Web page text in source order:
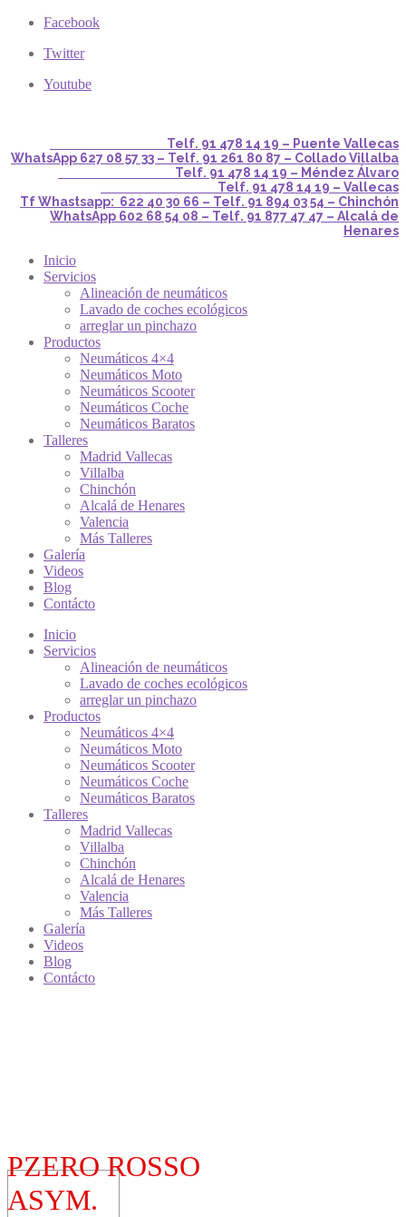
Facebook
Twitter
Youtube
Telf. 91 478 14 19 – Puente Vallecas
WhatsApp 627 08 57 33 – Telf. 91 261 80 87 – Collado Villalba
Telf. 91 478 14 19 – Méndez Álvaro
Telf. 91 478 14 19 – Vallecas
Tf Whastsapp: 622 40 30 66 – Telf. 91 894 03 54 – Chinchón
WhatsApp 602 68 54 08 – Telf. 91 877 47 47 – Alcalá de
Henares
Inicio
Servicios
Alineación de neumáticos
Lavado de coches ecológicos
arreglar un pinchazo
Productos
Neumáticos 4×4
Neumáticos Moto
Neumáticos Scooter
Neumáticos Coche
Neumáticos Baratos
Talleres
Madrid Vallecas
Villalba
Chinchón
Alcalá de Henares
Valencia
Más Talleres
Galería
Videos
Blog
Contácto
Inicio
Servicios
Alineación de neumáticos
Lavado de coches ecológicos
arreglar un pinchazo
Productos
Neumáticos 4×4
Neumáticos Moto
Neumáticos Scooter
Neumáticos Coche
Neumáticos Baratos
Talleres
Madrid Vallecas
Villalba
Chinchón
Alcalá de Henares
Valencia
Más Talleres
Galería
Videos
Blog
Contácto
PZERO ROSSO
ASYM.